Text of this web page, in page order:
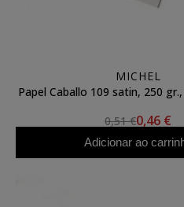
MICHEL
Papel Caballo 109 satin, 250
0,51 €0,46 €
Adicionar ao